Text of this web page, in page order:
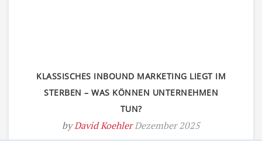
KLASSISCHES INBOUND MARKETING LIEGT IM
STERBEN – WAS KÖNNEN UNTERNEHMEN
TUN?
byDavid KoehlerDezember 2025